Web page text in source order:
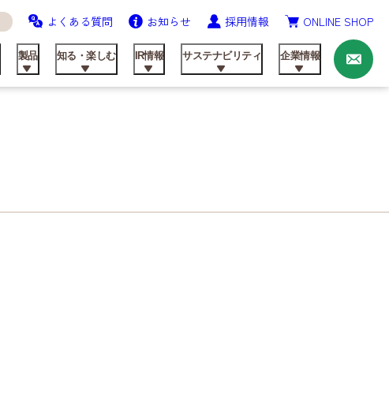
よくある質問 お知らせ 採用情報 ONLINE SHOP
製品 知る・楽しむ IR情報 サステナビリティ 企業情報
お
問
い
合
わ
せ